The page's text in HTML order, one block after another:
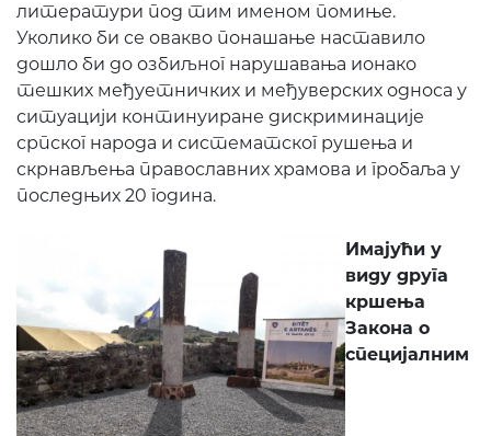
литератури под тим именом помиње.
Уколико би се овакво понашање наставило
дошло би до озбиљног нарушавања ионако
тешких међуетничких и међуверских односа у
ситуацији континуиране дискриминације
српског народа и систематског рушења и
скрнављења православних храмова и гробаља у
последњих 20 година.
Имајући у
виду друга
кршења
Закона о
специјалним